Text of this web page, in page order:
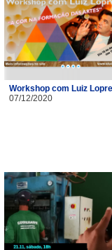
Workshop com Luiz
07/12/2020